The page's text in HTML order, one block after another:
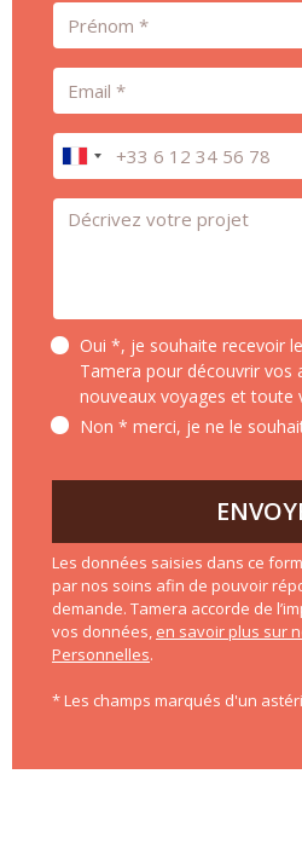
Prénom
Email
Téléphone
Message *
Oui *, je souhaite recevoir
Tamera pour découvrir vos
nouveaux voyages et toute
Non * merci, je ne le
Les données saisies dans ce
par nos soins afin de pouvoir
demande. Tamera accorde de
vos données, en savoir plus sur
Personnelles.
* Les champs marqués d'un